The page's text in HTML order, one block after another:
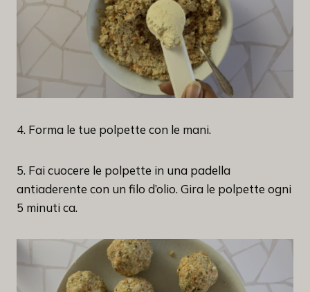
4. Forma le tue polpette con le mani.
5. Fai cuocere le polpette in una padella
antiaderente con un filo d’olio. Gira le polpette ogni
5 minuti ca.